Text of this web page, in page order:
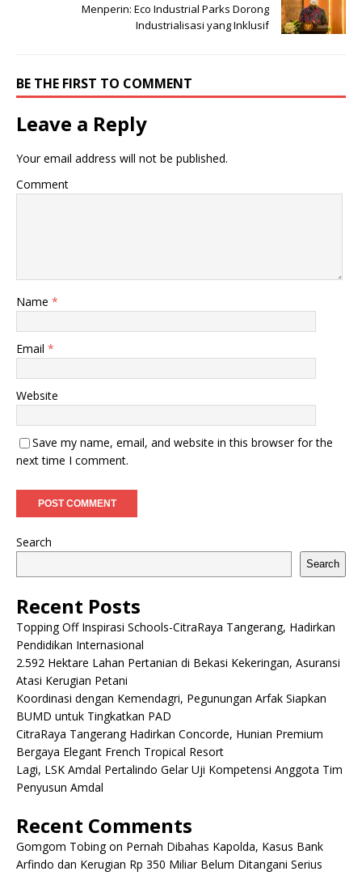
Menperin: Eco Industrial Parks Dorong
Industrialisasi yang Inklusif
BE THE FIRST TO COMMENT
Leave a Reply
Your email address will not be published.
Comment
Name *
Email *
Website
Save my name, email, and website in this browser for the
next time I comment.
Search
Search
Recent Posts
Topping Off Inspirasi Schools-CitraRaya Tangerang, Hadirkan
Pendidikan Internasional
2.592 Hektare Lahan Pertanian di Bekasi Kekeringan, Asuransi
Atasi Kerugian Petani
Koordinasi dengan Kemendagri, Pegunungan Arfak Siapkan
BUMD untuk Tingkatkan PAD
CitraRaya Tangerang Hadirkan Concorde, Hunian Premium
Bergaya Elegant French Tropical Resort
Lagi, LSK Amdal Pertalindo Gelar Uji Kompetensi Anggota Tim
Penyusun Amdal
Recent Comments
Gomgom Tobingon Pernah Dibahas Kapolda, Kasus Bank
Arfindo dan Kerugian Rp 350 Miliar Belum Ditangani Serius